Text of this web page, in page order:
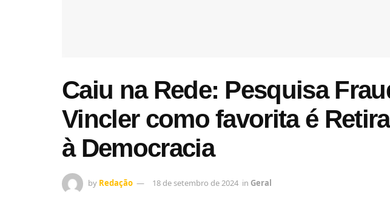
Caiu na Rede: ​Pesquisa
Vincler como favorita é
à Democracia
by Redação 18 de setembro de 2024 in Geral